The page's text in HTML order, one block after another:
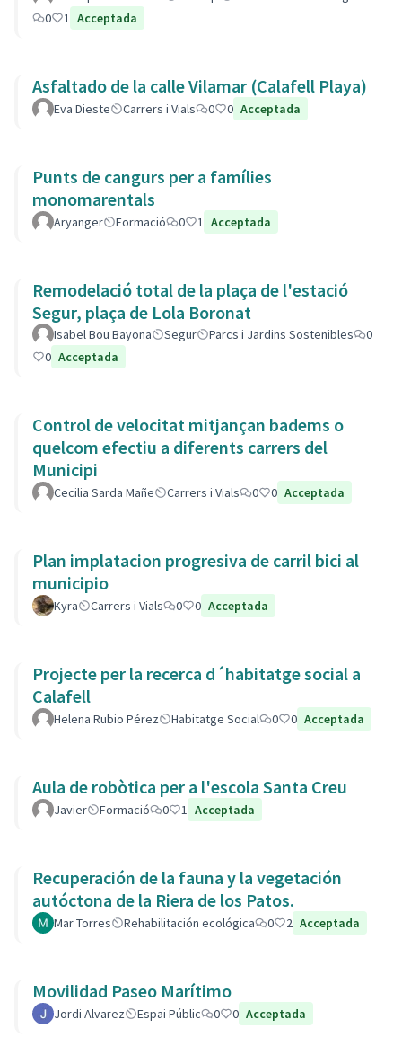
0
1 Acceptada
Asfaltado de la calle Vilamar (Calafell Playa)
Eva Dieste Carrers i Vials 0 0 Acceptada
Punts de cangurs per a famílies
monomarentals
Aryanger Formació 0 1 Acceptada
Remodelació total de la plaça de l'estació
Segur, plaça de Lola Boronat
Isabel Bou Bayona Segur Parcs i Jardins Sostenibles
0
0 Acceptada
Control de velocitat mitjançan badems o
quelcom efectiu a diferents carrers del
Municipi
Cecilia Sarda Mañe Carrers i Vials 0 0 Acceptada
Plan implatacion progresiva de carril bici al
municipio
Kyra Carrers i Vials 0 0 Acceptada
Projecte per la recerca d´habitatge social a
Calafell
Helena Rubio Pérez Habitatge Social 0 0 Acceptada
Aula de robòtica per a l'escola Santa Creu
Javier Formació 0 1 Acceptada
Recuperación de la fauna y la vegetación
autóctona de la Riera de los Patos.
Mar Torres Rehabilitación ecológica 0 2 Acceptada
Movilidad Paseo Marítimo
Jordi Alvarez Espai Públic 0 0 Acceptada